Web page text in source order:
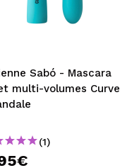
Sabó - Mascara
multi-volumes Curve
(1)